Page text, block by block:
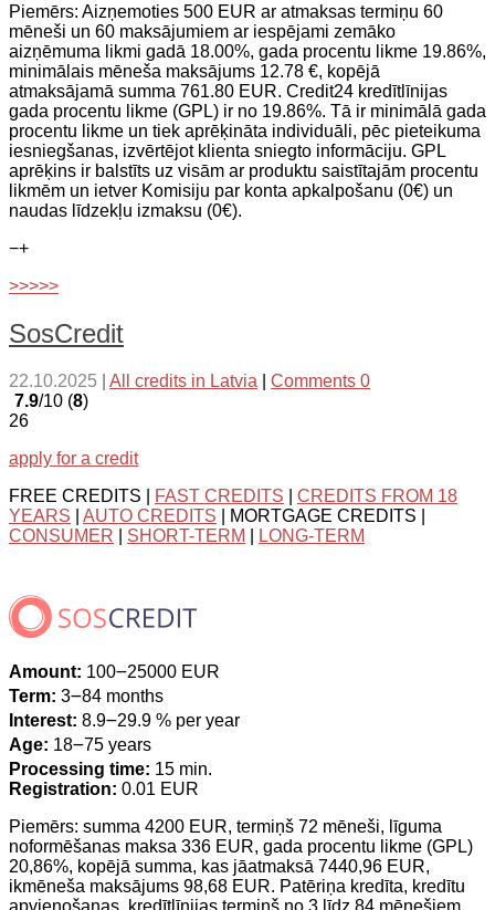
Piemērs: Aizņemoties 500 EUR ar atmaksas termiņu 60
mēneši un 60 maksājumiem ar iespējami zemāko
aizņēmuma likmi gadā 18.00%, gada procentu likme 19.86%,
minimālais mēneša maksājums 12.78 €, kopējā
atmaksājamā summa 761.80 EUR. Credit24 kredītlīnijas
gada procentu likme (GPL) ir no 19.86%. Tā ir minimālā gada
procentu likme un tiek aprēķināta individuāli, pēc pieteikuma
iesniegšanas, izvērtējot klienta sniegto informāciju. GPL
aprēķins ir balstīts uz visām ar produktu saistītajām procentu
likmēm un ietver Komisiju par konta apkalpošanu (0€) un
naudas līdzekļu izmaksu (0€).
−+
>>>>>
SosCredit
22.10.2025 All credits in Latvia
Comments 0
7.9/10 (8)
26
apply for a credit
FREE CREDITS |
FAST CREDITS
CREDITS FROM 18
YEARS
AUTO CREDITS | MORTGAGE CREDITS |
CONSUMER
SHORT-TERM LONG-TERM
Amount: 100౼25000 EUR
Term: 3౼84 months
Interest: 8.9౼29.9 % per year
Age: 18౼75 years
Processing time: 15 min.
Registration: 0.01 EUR
Piemērs: summa 4200 EUR, termiņš 72 mēneši, līguma
noformēšanas maksa 336 EUR, gada procentu likme (GPL)
20,86%, kopējā summa, kas jāatmaksā 7440,96 EUR,
ikmēneša maksājums 98,68 EUR. Patēriņa kredīta, kredītu
apvienošanas, kredītlīnijas termiņš no 3 līdz 84 mēnešiem,